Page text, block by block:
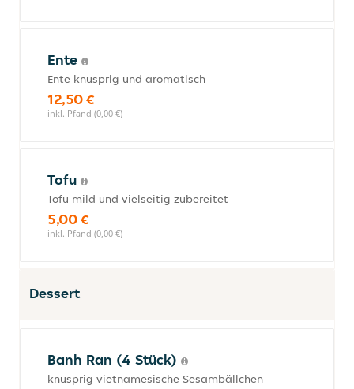
Ente
Ente knusprig und aromatisch
12,50 €
inkl. Pfand (0,00 €)
Tofu
Tofu mild und vielseitig zubereitet
5,00 €
inkl. Pfand (0,00 €)
Dessert
Banh Ran (4 Stück)
knusprig vietnamesische Sesambällchen